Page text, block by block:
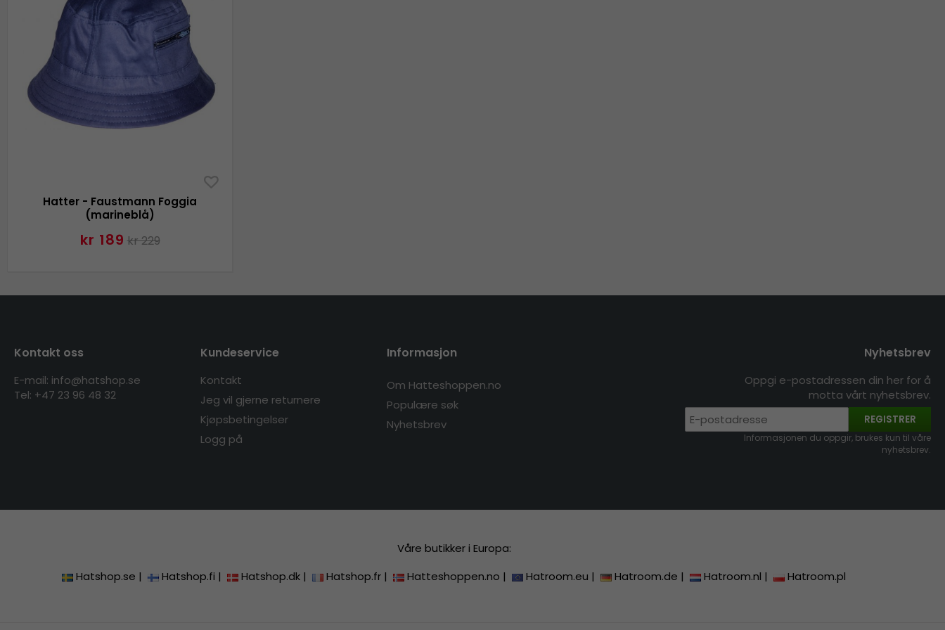
Hatter - Faustmann Foggia
(marineblå)
kr 189 kr 229
Kontakt oss
E-mail: info@hatshop.se
Tel: +47 23 96 48 32
Kundeservice
Kontakt
Jeg vil gjerne returnere
Kjøpsbetingelser
Logg på
Informasjon
Om Hatteshoppen.no
Populære søk
Nyhetsbrev
Nyhetsbrev
Oppgi e-postadressen din her for å
motta vårt nyhetsbrev.
REGISTRER
Informasjonen du oppgir, brukes kun til våre
nyhetsbrev.
Våre butikker i Europa:
Hatshop.se | Hatshop.fi | Hatshop.dk | Hatshop.fr | Hatteshoppen.no | Hatroom.eu | Hatroom.de | Hatroom.nl | Hatroom.pl